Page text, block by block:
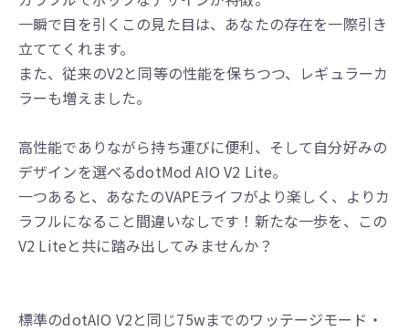
一瞬で目を引くこの見た目は、あなたの存在を一際引き
立ててくれます。
また、従来のV2と同等の性能を保ちつつ、レギュラーカ
ラーも増えました。
高性能でありながら持ち運びに便利、そして自分好みの
デザインを選べるdotMod AIO V2 Lite。
一つあると、あなたのVAPEライフがより楽しく、よりカ
ラフルになること間違いなしです！新たな一歩を、この
V2 Liteと共に踏み出してみませんか？
標準のdotAIO V2と同じ75wまでのワッテージモード・